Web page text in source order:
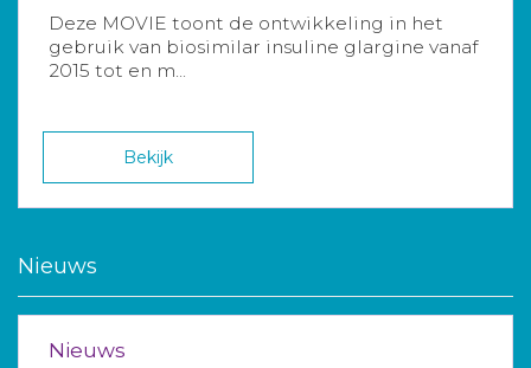
Deze MOVIE toont de ontwikkeling in het
gebruik van biosimilar insuline glargine vanaf
2015 tot en m...
Bekijk
Nieuws
Nieuws